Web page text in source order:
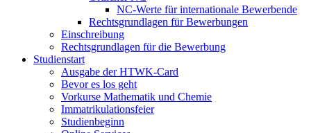
NC-Werte für internationale Bewerbende
Rechtsgrundlagen für Bewerbungen
Einschreibung
Rechtsgrundlagen für die Bewerbung
Studienstart
Ausgabe der HTWK-Card
Bevor es los geht
Vorkurse Mathematik und Chemie
Immatrikulationsfeier
Studienbeginn